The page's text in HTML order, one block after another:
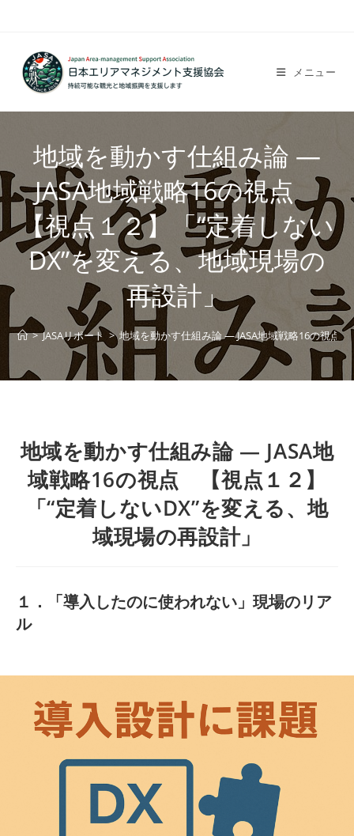
へ
ッ
プ
メニュー
地域を動かす仕組み論 ―
JASA地域戦略16の視点
【視点１２】「“定着しない
DX”を変える、地域現場の
再設計」
> JASAリポート > 地域を動かす仕組み論 ― JASA地域戦略16の視点
地域を動かす仕組み論 ― JASA地
域戦略16の視点 【視点１２】
「“定着しないDX”を変える、地
域現場の再設計」
１．
「導入したのに使われない」現場のリア
ル